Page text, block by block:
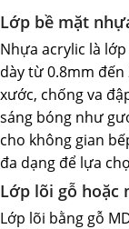
Lớp bề mặt
Nhựa acrylic là
dày từ 0.8mm
xước, chống va
sáng bóng như
cho không gian
đa dạng để lựa
Lớp lõi gỗ hoặc
Lớp lõi bằng gỗ